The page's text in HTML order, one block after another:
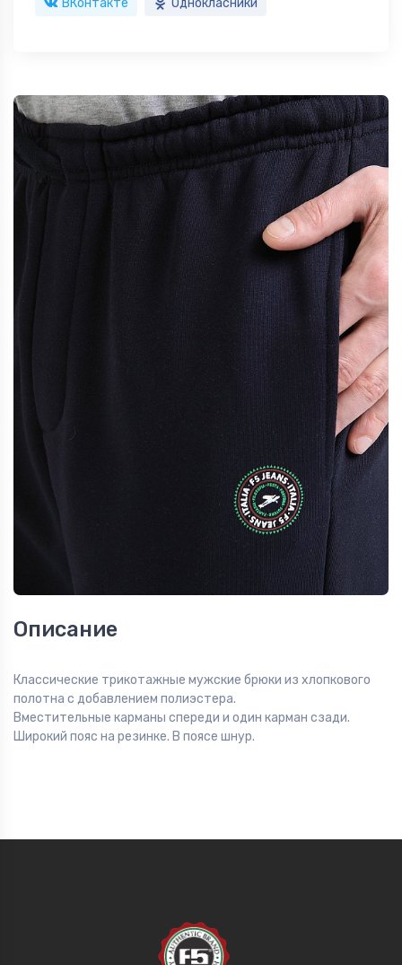
ВКонтакте Однокласники
Описание
Классические трикотажные мужские брюки из хлопкового
полотна с добавлением полиэстера.
Вместительные карманы спереди и один карман сзади.
Широкий пояс на резинке. В поясе шнур.